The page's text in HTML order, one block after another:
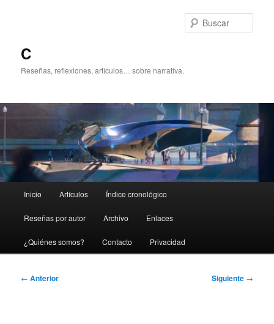
C
Reseñas, reflexiones, artículos… sobre narrativa.
principal
Inicio Artículos Índice cronológico
Reseñas por autor Archivo Enlaces
¿Quiénes somos? Contacto Privacidad
Navegación
← Anterior Siguiente →